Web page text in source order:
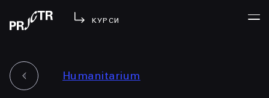
КУРСИ
УВІЙТИ
Humanitarium